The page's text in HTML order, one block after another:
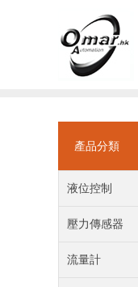
產品分類
液位控制
壓力傳感器
流量計